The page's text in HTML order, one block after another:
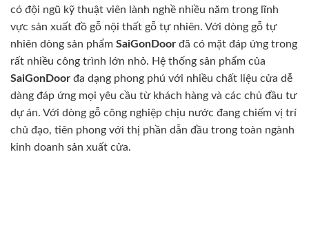
có đội ngũ kỹ thuật viên lành nghề nhiều năm trong lĩnh
vực sản xuất đồ gỗ nội thất gỗ tự nhiên. Với dòng gỗ tự
nhiên dòng sản phẩm SaiGonDoor đã có mặt đáp ứng trong
rất nhiều công trình lớn nhỏ. Hệ thống sản phẩm của
SaiGonDoor đa dạng phong phú với nhiều chất liệu cửa dễ
dàng đáp ứng mọi yêu cầu từ khách hàng và các chủ đầu tư
dự án. Với dòng gỗ công nghiệp chịu nước đang chiếm vị trí
chủ đạo, tiên phong với thị phần dẫn đầu trong toàn ngành
kinh doanh sản xuất cửa.